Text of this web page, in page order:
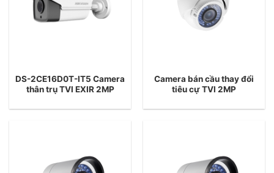
DS-2CE16D0T-IT5 Camera
thân trụ TVI EXIR 2MP
Camera bán cầu thay đổi
tiêu cự TVI 2MP